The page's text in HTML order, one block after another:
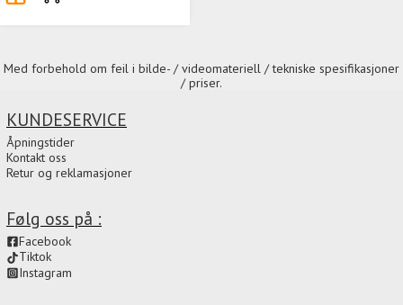
Med forbehold om feil i bilde- / videomateriell / tekniske spesifikasjoner
/ priser.
Følg oss på :
Facebook
Tiktok
Instagram
KUNDESERVICE
Åpningstider
Kontakt oss
Retur og reklamasjoner